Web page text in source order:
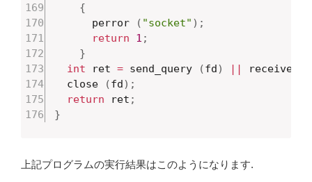
{
      perror
( "socket" ) ;
return
1 ;
}
int ret = send_query (fd )
  close
(fd ) ;
return ret ;
}
上記プログラムの実行結果はこのようになります.